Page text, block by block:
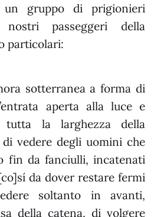
un gruppo di prigionieri
passeggeri della
particolari:
sotterranea a forma di
aperta alla luce e
tutta la larghezza della
di vedere degli uomini che
fin da fanciulli, incatenati
da dover restare fermi
soltanto in avanti,
della catena, di volgere